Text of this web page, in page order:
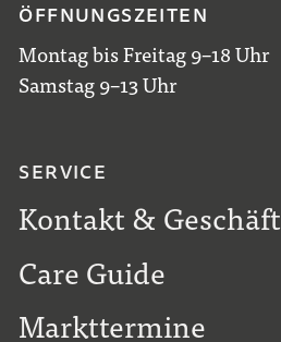
ÖFFNUNGSZEITEN
Montag bis Freitag 9–18 Uhr
Samstag 9–13 Uhr
SERVICE
Kontakt & Geschäft
Care Guide
Markttermine